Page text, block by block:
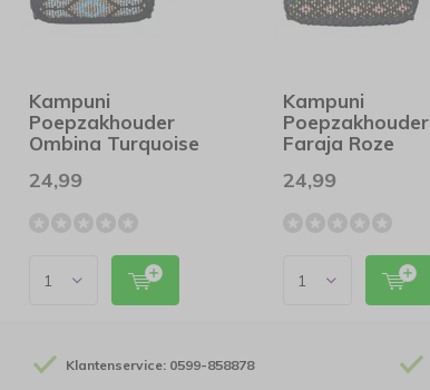
Kampuni
Poepzakhouder
Ombina Turquoise
24,99
Kampuni
Poepzakhouder
Faraja Roze
24,99
Klantenservice: 0599-858878